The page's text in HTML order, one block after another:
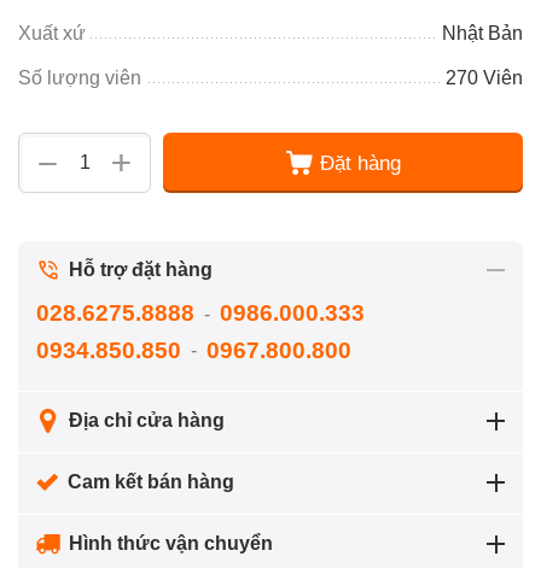
Xuất xứ Nhật Bản
Số lượng viên 270 Viên
+
− Đặt hàng
Hỗ trợ đặt hàng
028.6275.8888 - 0986.000.333
0934.850.850 - 0967.800.800
Địa chỉ cửa hàng
Cam kết bán hàng
Hình thức vận chuyển